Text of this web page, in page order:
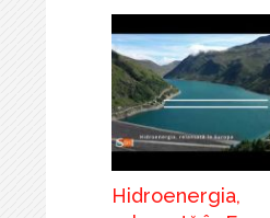
Hidroenergia,